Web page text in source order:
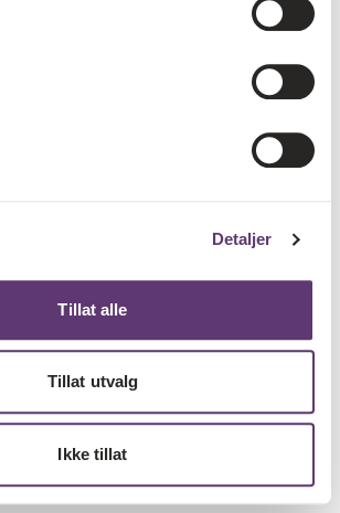
Detaljer
Tillat alle
Tillat utvalg
Ikke tillat